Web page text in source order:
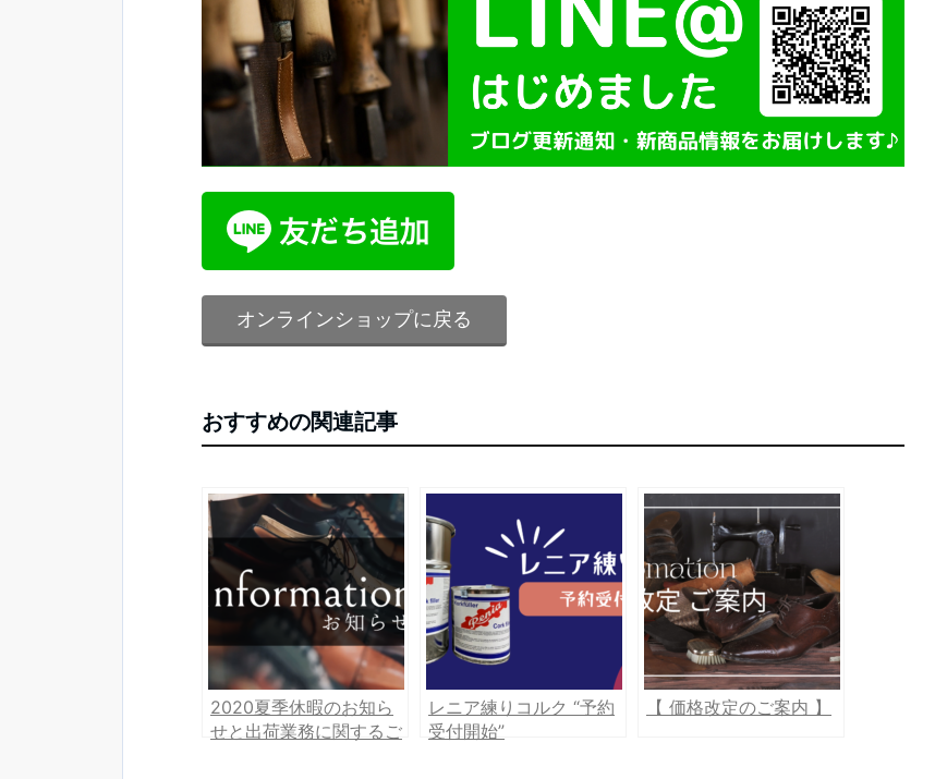
オンラインショップに戻る
おすすめの関連記事
2020夏季休暇のお知ら
せと出荷業務に関するご
レニア練りコルク “予約
受付開始”
【 価格改定のご案内 】